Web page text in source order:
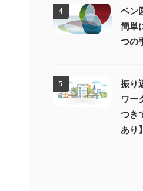
4
ベン
簡単
つの
5
振り
ワー
つき
あり】